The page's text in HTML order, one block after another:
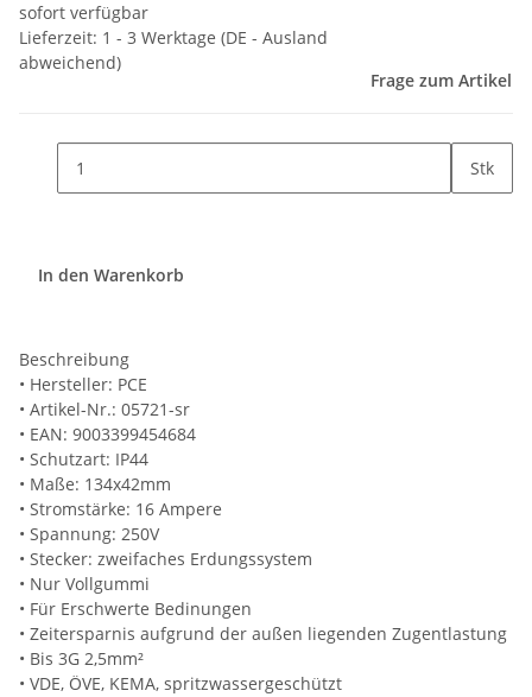
sofort verfügbar
Lieferzeit: 1 - 3 Werktage (DE - Ausland
abweichend)
Frage zum Artikel
Stk
In den Warenkorb
Beschreibung
• Hersteller: PCE
• Artikel-Nr.: 05721-sr
• EAN: 9003399454684
• Schutzart: IP44
• Maße: 134x42mm
• Stromstärke: 16 Ampere
• Spannung: 250V
• Stecker: zweifaches Erdungssystem
• Nur Vollgummi
• Für Erschwerte Bedinungen
• Zeitersparnis aufgrund der außen liegenden Zugentlastung
• Bis 3G 2,5mm²
• VDE, ÖVE, KEMA, spritzwassergeschützt